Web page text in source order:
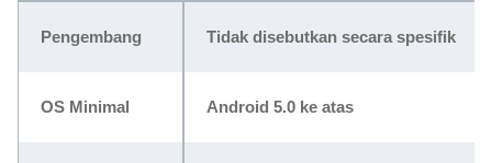
Pengembang Tidak disebutkan secara spesifik
OS Minimal Android 5.0 ke atas